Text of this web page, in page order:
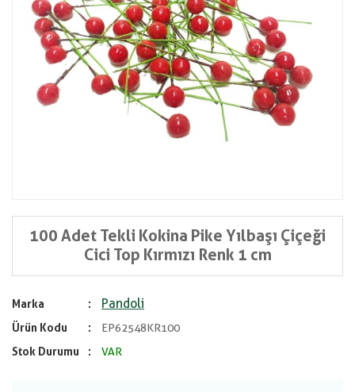
100 Adet Tekli Kokina Pike Yılbaşı Çiçeği
Cici Top Kırmızı Renk 1 cm
Marka Pandoli
Ürün Kodu
EP62548KR100
Stok Durumu
VAR